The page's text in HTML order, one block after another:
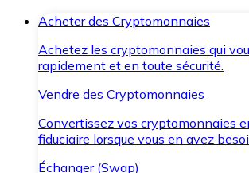
Acheter des Cryptomonnaies
Achetez les cryptomonnaies qui
rapidement et en toute sécurité.
Vendre des Cryptomonnaies
Convertissez vos cryptomonnaies
fiduciaire lorsque vous en avez
Échanger (Swap)